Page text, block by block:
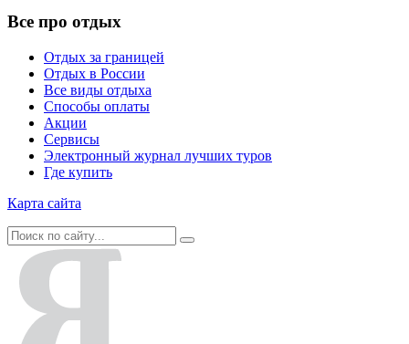
Все про отдых
Отдых за границей
Отдых в России
Все виды отдыха
Способы оплаты
Акции
Сервисы
Электронный журнал лучших туров
Где купить
Карта сайта